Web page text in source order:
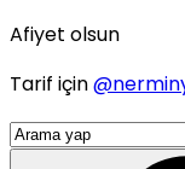
Afiyet olsun
Tarif için